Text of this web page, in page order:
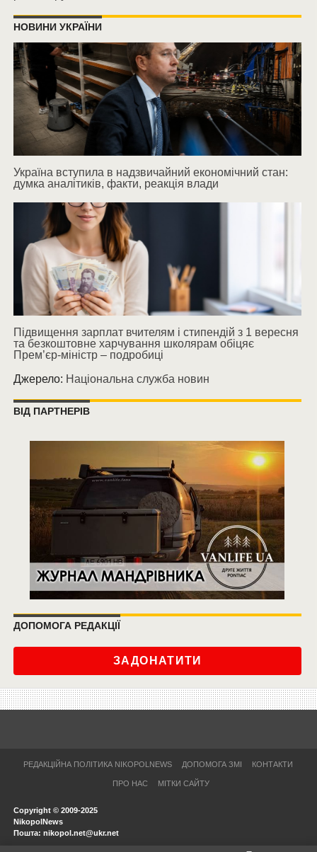
НОВИНИ УКРАЇНИ
Україна вступила в надзвичайний економічний стан:
думка аналітиків, факти, реакція влади
Підвищення зарплат вчителям і стипендій з 1 вересня
та безкоштовне харчування школярам обіцяє
Прем’єр-міністр – подробиці
Джерело: Національна служба новин
ВІД ПАРТНЕРІВ
ДОПОМОГА РЕДАКЦІЇ
ЗАДОНАТИТИ
РЕДАКЦІЙНА ПОЛІТИКА NIKOPOLNEWS ДОПОМОГА ЗМІ КОНТАКТИ
ПРО НАС МІТКИ САЙТУ
Copyright © 2009-2025
NikopolNews
Пошта: nikopol.net@ukr.net